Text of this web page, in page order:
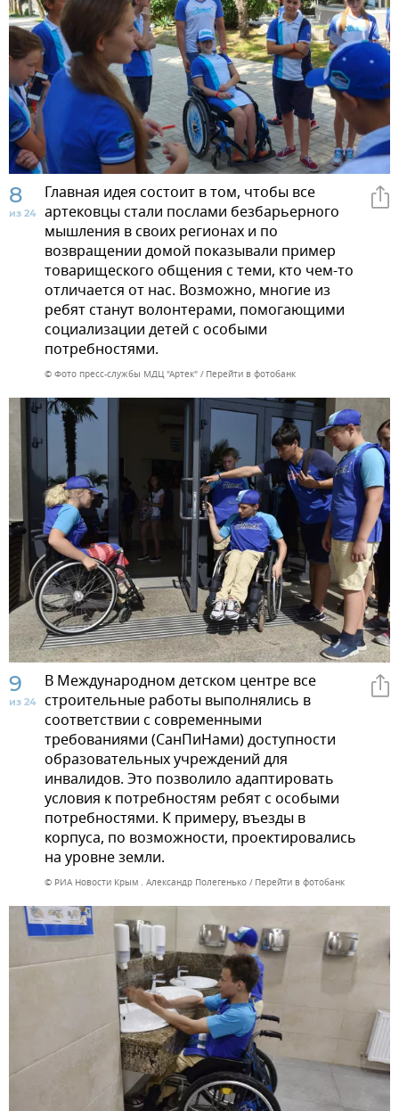
8
из 24
Главная идея состоит в том, чтобы все
артековцы стали послами безбарьерного
мышления в своих регионах и по
возвращении домой показывали пример
товарищеского общения с теми, кто чем-то
отличается от нас. Возможно, многие из
ребят станут волонтерами, помогающими
социализации детей с особыми
потребностями.
© Фото пресс-службы МДЦ "Артек" Перейти в фотобанк
9
из 24
В Международном детском центре все
строительные работы выполнялись в
соответствии с современными
требованиями (СанПиНами) доступности
образовательных учреждений для
инвалидов. Это позволило адаптировать
условия к потребностям ребят с особыми
потребностями. К примеру, въезды в
корпуса, по возможности, проектировались
на уровне земли.
© РИА Новости Крым . Александр Полегенько Перейти в фотобанк